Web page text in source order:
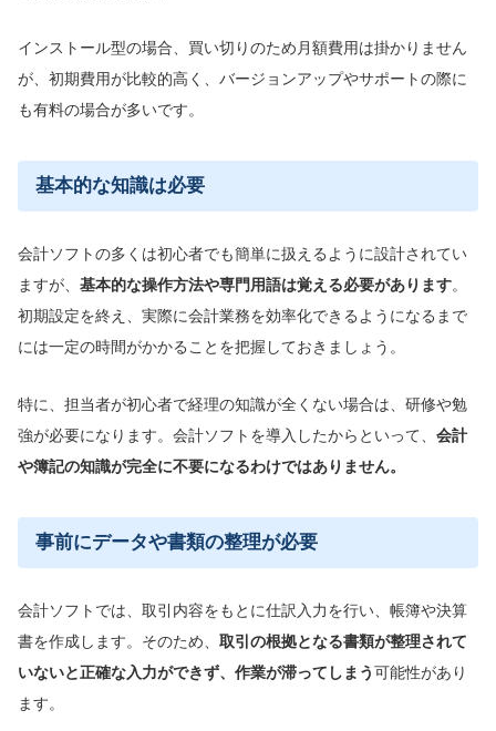
インストール型の場合、買い切りのため月額費用は掛かりません
が、初期費用が比較的高く、バージョンアップやサポートの際に
も有料の場合が多いです。
基本的な知識は必要
会計ソフトの多くは初心者でも簡単に扱えるように設計されてい
ますが、 基本的な操作方法や専門用語は覚える必要があります。
初期設定を終え、実際に会計業務を効率化できるようになるまで
には一定の時間がかかることを把握しておきましょう。
特に、担当者が初心者で経理の知識が全くない場合は、研修や勉
強が必要になります。会計ソフトを導入したからといって、 会計
や簿記の知識が完全に不要になるわけではありません。
事前にデータや書類の整理が必要
会計ソフトでは、取引内容をもとに仕訳入力を行い、帳簿や決算
書を作成します。そのため、 取引の根拠となる書類が整理されて
いないと正確な入力ができず、作業が滞ってしまう可能性があり
ます。